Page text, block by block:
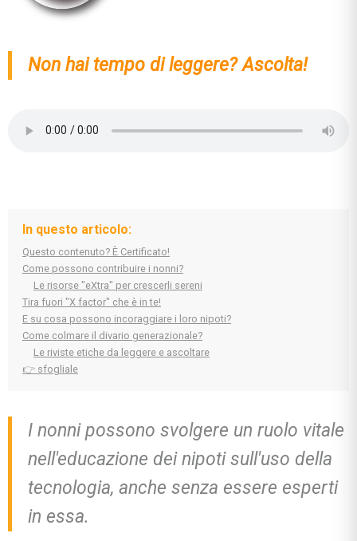
Non hai tempo di leggere? Ascolta!
In questo articolo:
Questo contenuto? È Certificato!
Come possono contribuire i nonni?
Le risorse "eXtra" per crescerli sereni
Tira fuori "X factor" che è in te!
E su cosa possono incoraggiare i loro nipoti?
Come colmare il divario generazionale?
Le riviste etiche da leggere e ascoltare
👉 sfogliale
I nonni possono svolgere un ruolo vitale
nell'educazione dei nipoti sull'uso della
tecnologia, anche senza essere esperti
in essa.